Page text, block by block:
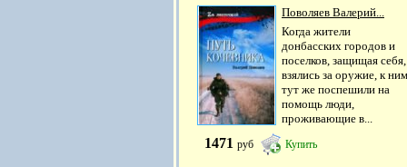
Поволяев Валерий...
Когда жители
донбасских городов и
поселков, защищая себя,
взялись за оружие, к ним
тут же поспешили на
помощь люди,
проживающие в...
1471 руб Купить